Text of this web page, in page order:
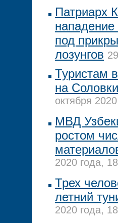
Патриарх
под
лозунгов
Туристам
на
октября
МВД
ростом
2020 года,
Трех
летний
2020 года,